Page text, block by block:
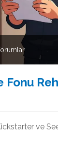
Fonu
ve